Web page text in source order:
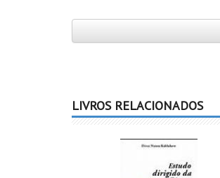
LIVROS RELACIONADOS